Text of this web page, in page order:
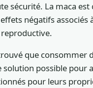
sécurité. La maca est
négatifs associés
que consommer
solution possible pour
pour leurs